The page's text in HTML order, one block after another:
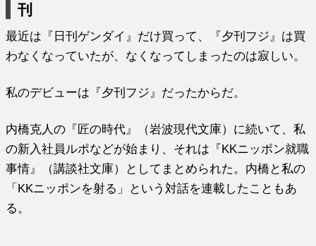
刊
最近は『日刊ゲンダイ』だけ買って、『夕刊フジ』は買
わなくなっていたが、なくなってしまったのは寂しい。
私のデビューは『夕刊フジ』だったからだ。
内橋克人の『匠の時代』（岩波現代文庫）に続いて、私
の新入社員ルポなどが始まり、それは『KKニッポン就職
事情』（講談社文庫）としてまとめられた。内橋と私の
「KKニッポンを射る」という対話を連載したこともあ
る。